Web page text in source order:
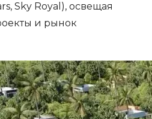
Sky Royal), освещая
и рынок